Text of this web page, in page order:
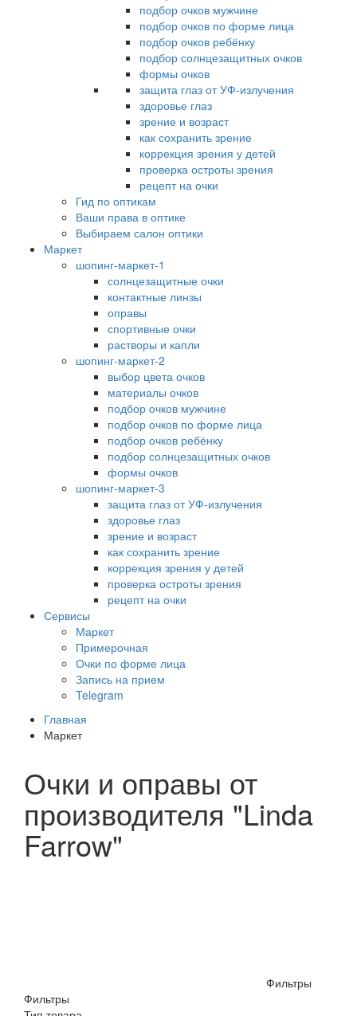
подбор очков мужчине
подбор очков по форме лица
подбор очков ребёнку
подбор солнцезащитных очков
формы очков
защита глаз от УФ-излучения
здоровье глаз
зрение и возраст
как сохранить зрение
коррекция зрения у детей
проверка остроты зрения
рецепт на очки
Гид по оптикам
Ваши права в оптике
Выбираем салон оптики
Маркет
шопинг-маркет-1
солнцезащитные очки
контактные линзы
оправы
спортивные очки
растворы и капли
шопинг-маркет-2
выбор цвета очков
материалы очков
подбор очков мужчине
подбор очков по форме лица
подбор очков ребёнку
подбор солнцезащитных очков
формы очков
шопинг-маркет-3
защита глаз от УФ-излучения
здоровье глаз
зрение и возраст
как сохранить зрение
коррекция зрения у детей
проверка остроты зрения
рецепт на очки
Сервисы
Маркет
Примерочная
Очки по форме лица
Запись на прием
Telegram
Главная
Маркет
Очки и оправы от
производителя "Linda
Farrow"
Фильтры
Фильтры